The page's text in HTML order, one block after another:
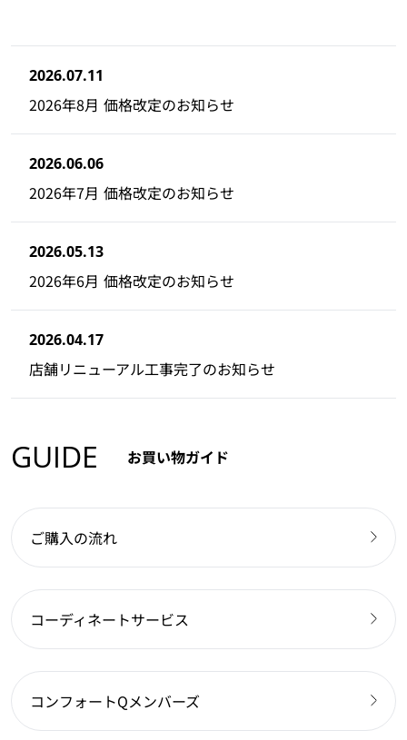
2026.07.11
2026年8月 価格改定のお知らせ
2026.06.06
2026年7月 価格改定のお知らせ
2026.05.13
2026年6月 価格改定のお知らせ
2026.04.17
店舗リニューアル工事完了のお知らせ
GUIDE お買い物ガイド
ご購入の流れ
コーディネートサービス
コンフォートQメンバーズ